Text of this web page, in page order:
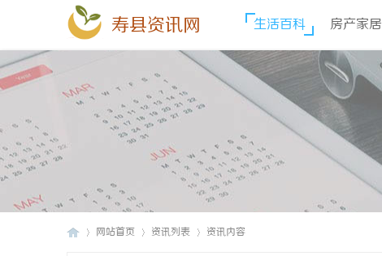
寿县资讯网 生活百科 房产家居
网站首页 资讯列表 资讯内容